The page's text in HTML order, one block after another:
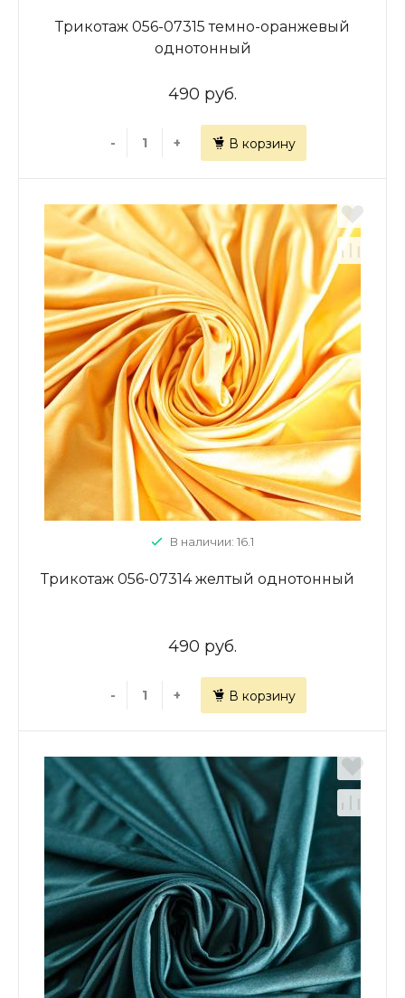
Трикотаж 056-07315 темно-оранжевый
однотонный
490 руб.
- + В корзину
В наличии: 16.1
Трикотаж 056-07314 желтый однотонный
490 руб.
- + В корзину